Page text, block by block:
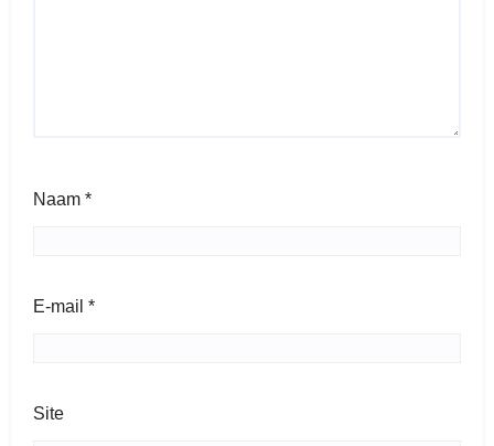
Naam *
E-mail *
Site